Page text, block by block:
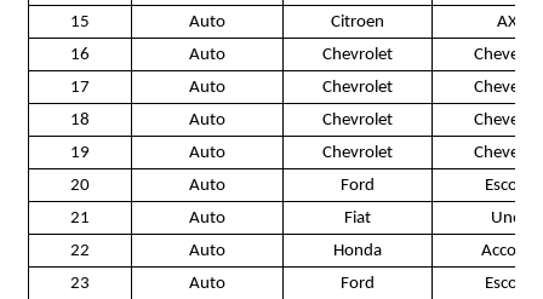
15
Auto Citroen
AX
16
Auto Chevrolet
Chevette
17
Auto Chevrolet
Chevette
18
Auto Chevrolet
Chevette
19
Auto Chevrolet
Chevette
20
Auto Ford
Escort
21
Auto Fiat
Uno
22
Auto Honda
Accord
23
Auto Ford
Escort